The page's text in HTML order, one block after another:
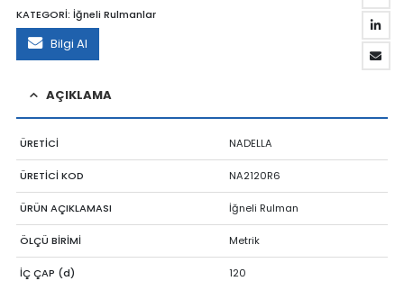
KATEGORİ: İğneli Rulmanlar
Bilgi Al
AÇIKLAMA
ÜRETİCİ NADELLA
ÜRETİCİ KOD NA2120R6
ÜRÜN AÇIKLAMASI İğneli Rulman
ÖLÇÜ BİRİMİ Metrik
İÇ ÇAP (d) 120